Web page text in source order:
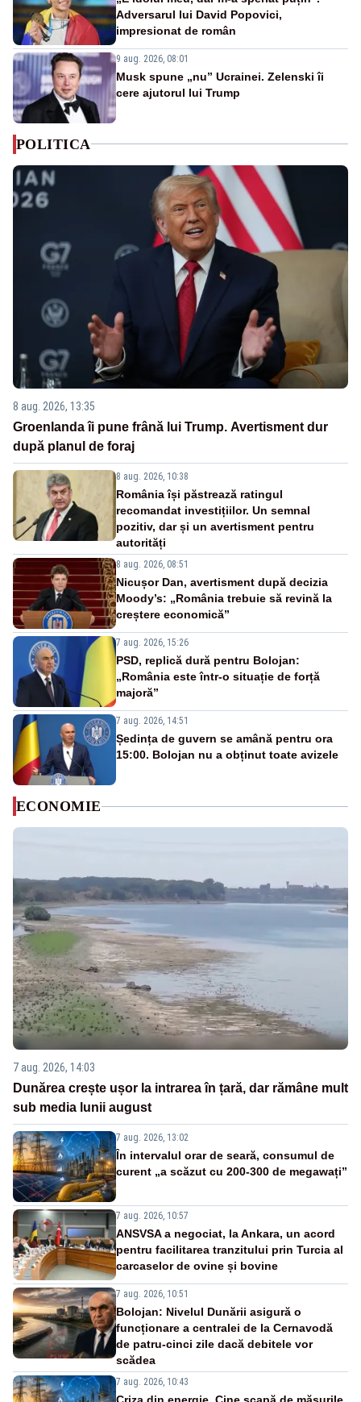
Adversarul lui David Popovici,
impresionat de român
9 aug. 2026, 08:01
Musk spune „nu” Ucrainei. Zelenski îi
cere ajutorul lui Trump
POLITICA
8 aug. 2026, 13:35
Groenlanda îi pune frână lui Trump. Avertisment dur
după planul de foraj
8 aug. 2026, 10:38
România își păstrează ratingul
recomandat investițiilor. Un semnal
pozitiv, dar și un avertisment pentru
autorități
8 aug. 2026, 08:51
Nicușor Dan, avertisment după decizia
Moody’s: „România trebuie să revină la
creștere economică”
7 aug. 2026, 15:26
PSD, replică dură pentru Bolojan:
„România este într-o situație de forță
majoră”
7 aug. 2026, 14:51
Ședința de guvern se amână pentru ora
15:00. Bolojan nu a obținut toate avizele
ECONOMIE
7 aug. 2026, 14:03
Dunărea crește ușor la intrarea în țară, dar rămâne mult
sub media lunii august
7 aug. 2026, 13:02
În intervalul orar de seară, consumul de
curent „a scăzut cu 200-300 de megawați”
7 aug. 2026, 10:57
ANSVSA a negociat, la Ankara, un acord
pentru facilitarea tranzitului prin Turcia al
carcaselor de ovine și bovine
7 aug. 2026, 10:51
Bolojan: Nivelul Dunării asigură o
funcționare a centralei de la Cernavodă
de patru-cinci zile dacă debitele vor
scădea
7 aug. 2026, 10:43
Criza din energie. Cine scapă de măsurile